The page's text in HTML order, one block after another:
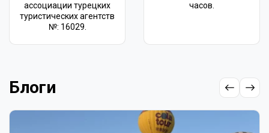
ассоциации турецких
туристических агентств
№: 16029.
часов.
Блоги